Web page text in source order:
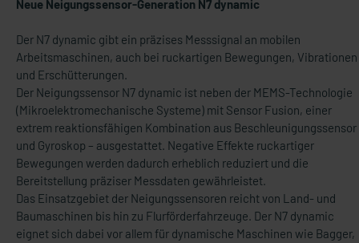
Neue Neigungssensor-Generation N7 dynamic
Der N7 dynamic gibt ein präzises Messsignal an mobilen
Arbeitsmaschinen, auch bei ruckartigen Bewegungen, Vibrationen
und Erschütterungen.
Der Neigungssensor N7 dynamic ist neben der MEMS-Technologie
(Mikroelektromechanische Systeme) mit Sensor Fusion, einer
extrem reaktionsfähigen Kombination aus Beschleunigungssensor
und Gyroskop – ausgestattet. Negative Effekte ruckartiger
Bewegungen werden dadurch erheblich reduziert und die
Bereitstellung präziser Messdaten gewährleistet.
Das Einsatzgebiet der Neigungssensoren reicht von Land- und
Baumaschinen bis hin zu Flurförderfahrzeuge. Der N7 dynamic
eignet sich dabei vor allem für dynamische Maschinen wie Bagger,